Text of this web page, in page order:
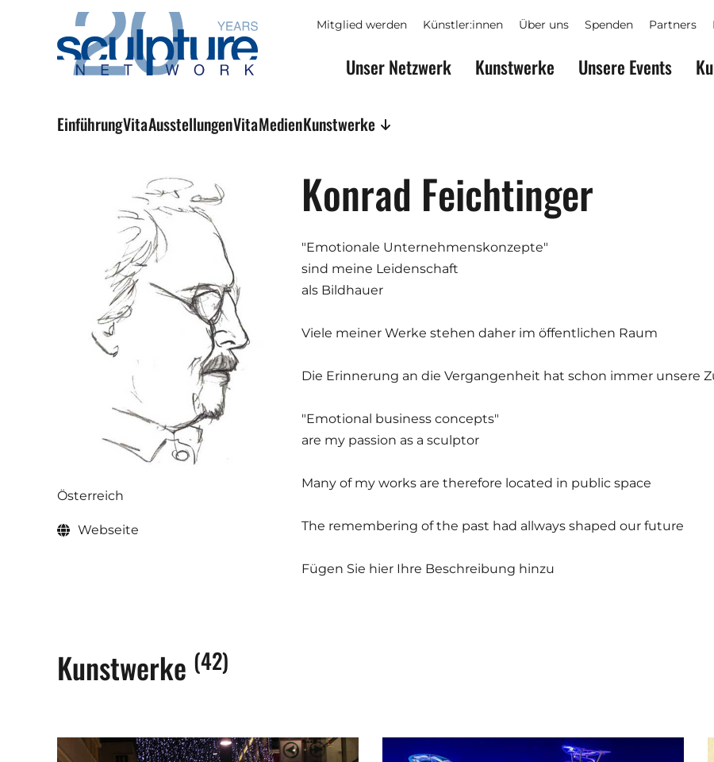
Skip to main content
Mitglied werden Künstler:innen Über uns Spenden Partners
Unser Netzwerk Kunstwerke Unsere Events
EinführungVitaAusstellungenVitaMedienKunstwerke
Österreich
Webseite
Konrad Feichtinger
"Emotionale Unternehmenskonzepte"
sind meine Leidenschaft
als Bildhauer
Viele meiner Werke stehen daher im öffentlichen Raum
Die Erinnerung an die Vergangenheit hat schon immer unsere
"Emotional business concepts"
are my passion as a sculptor
Many of my works are therefore located in public space
The remembering of the past had allways shaped our future
Fügen Sie hier Ihre Beschreibung hinzu
Kunstwerke (42)